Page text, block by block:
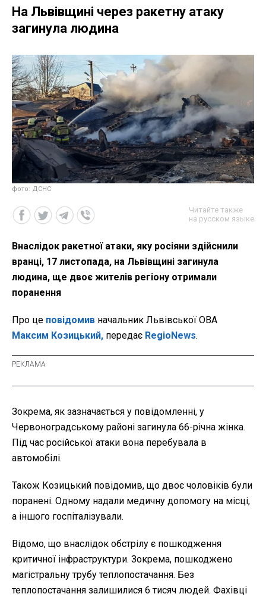
На Львівщині через ракетну атаку
загинула людина
фото: ДСНС
Читайте также
на русском языке
Внаслідок ракетної атаки, яку росіяни здійснили
вранці, 17 листопада, на Львівщині загинула
людина, ще двоє жителів регіону отримали
поранення
Про це повідомив начальник Львівської ОВА
Максим Козицький, передає RegioNews.
Зокрема, як зазначається у повідомленні, у
Червоноградському районі загинула 66-річна жінка.
Під час російської атаки вона перебувала в
автомобілі.
Також Козицький повідомив, що двоє чоловіків були
поранені. Одному надали медичну допомогу на місці,
а іншого госпіталізували.
Відомо, що внаслідок обстрілу є пошкодження
критичної інфраструктури. Зокрема, пошкоджено
магістральну трубу теплопостачання. Без
теплопостачання залишилися 6 тисяч людей. Фахівці